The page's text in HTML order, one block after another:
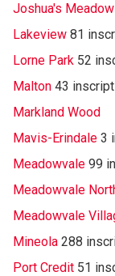
Joshua's
Lakeview 81
Lorne Park 52
Malton 43
Markland Wood
Mavis-Erindale 3
Meadowvale 99
Meadowvale
Meadowvale
Mineola 288
Port Credit 51